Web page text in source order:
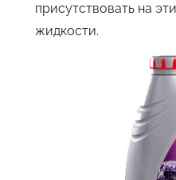
присутствовать на
жидкости.